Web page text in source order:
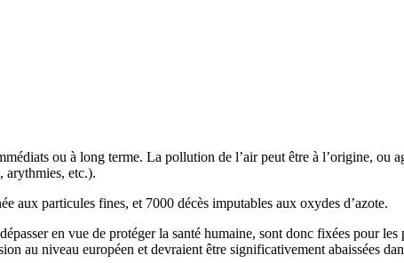
ou à long terme. La pollution de l’air peut être à l’origine, ou
arythmies, etc.).
aux particules fines, et 7000 décès imputables aux oxydes d’azote.
en vue de protéger la santé humaine, sont donc fixées pour
au niveau européen et devraient être significativement abaissées